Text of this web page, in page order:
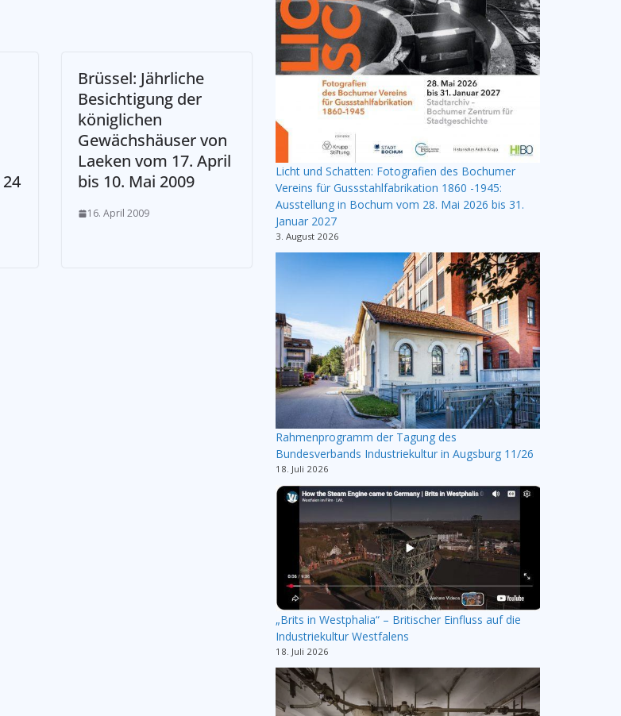
Brüssel: Jährliche
Besichtigung der
königlichen
Gewächshäuser von
Laeken vom 17. April
bis 10. Mai 2009
16. April 2009
Licht und Schatten: Fotografien des Bochumer
Vereins für Gussstahlfabrikation 1860 -1945:
Ausstellung in Bochum vom 28. Mai 2026 bis 31.
Januar 2027
3. August 2026
Rahmenprogramm der Tagung des
Bundesverbands Industriekultur in Augsburg 11/26
18. Juli 2026
„Brits in Westphalia“ – Britischer Einfluss auf die
Industriekultur Westfalens
18. Juli 2026